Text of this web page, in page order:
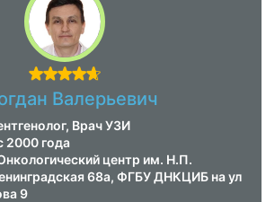
УЗИ органов малого
проводить в период с 6-
менструального цикла, если
еще есть цикл, при
что врач не дал других
по дню цикла.
Валерьевич
Врач УЗИ
2000 года
центр им. Н.П.
68а, ФГБУ ДНКЦИБ на ул
9